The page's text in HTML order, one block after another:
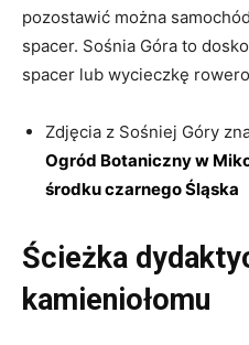
pozostawić można
spacer. Sośnia Góra to
spacer lub wycieczkę
Zdjęcia z Sośniej Góry
Ogród Botaniczny w
środku czarnego Śląska
Ścieżka
kamieniołomu